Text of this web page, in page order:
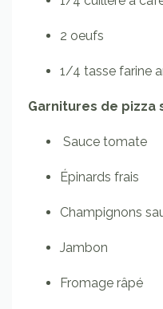
2 oeufs
1/4 tasse farine
Garnitures de pizza
Sauce tomate
Épinards frais
Champignons
Jambon
Fromage râpé